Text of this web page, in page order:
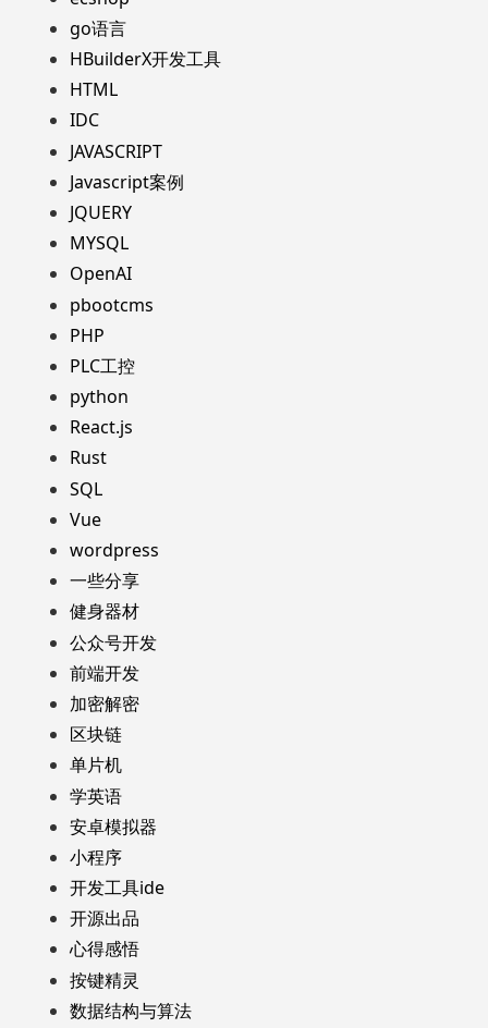
go语言
HBuilderX开发工具
HTML
IDC
JAVASCRIPT
Javascript案例
JQUERY
MYSQL
OpenAI
pbootcms
PHP
PLC工控
python
React.js
Rust
SQL
Vue
wordpress
一些分享
健身器材
公众号开发
前端开发
加密解密
区块链
单片机
学英语
安卓模拟器
小程序
开发工具ide
开源出品
心得感悟
按键精灵
数据结构与算法